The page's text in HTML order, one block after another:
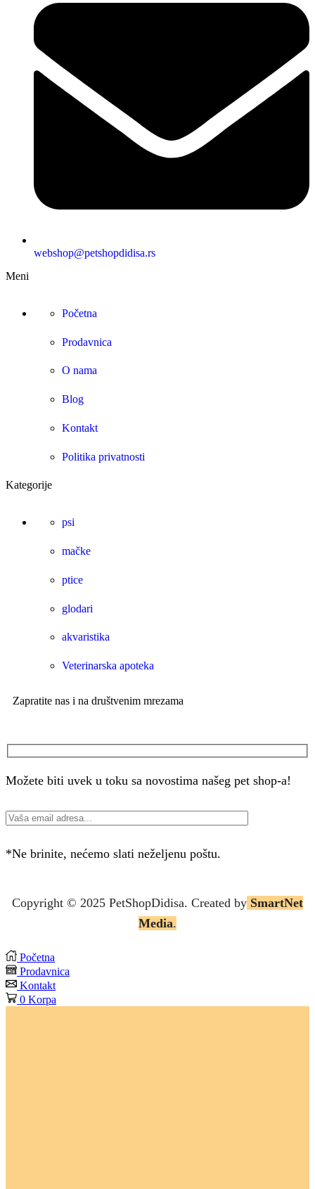
webshop@petshopdidisa.rs
Meni
Početna
Prodavnica
O nama
Blog
Kontakt
Politika privatnosti
Kategorije
psi
mačke
ptice
glodari
akvaristika
Veterinarska apoteka
Zapratite nas i na društvenim mrezama
Možete biti uvek u toku sa novostima našeg pet shop-a!
*Ne brinite, nećemo slati neželjenu poštu.
Copyright © 2025 PetShopDidisa. Created by SmartNet
Media.
Početna
Prodavnica
Kontakt
0 Korpa